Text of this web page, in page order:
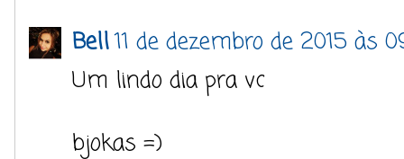
Bell11 de dezembro de 2015 às
Um lindo dia pra vc
bjokas =)